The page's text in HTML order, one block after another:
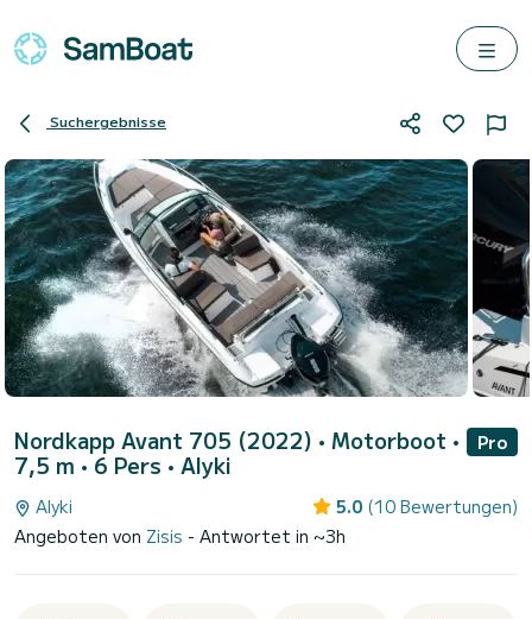
Suchergebnisse
Nordkapp Avant 705 (2022) • Motorboot •
7,5 m • 6 Pers • Alyki
Pro
Alyki 5.0 (10 Bewertungen)
Angeboten von Zisis - Antwortet in ~3h